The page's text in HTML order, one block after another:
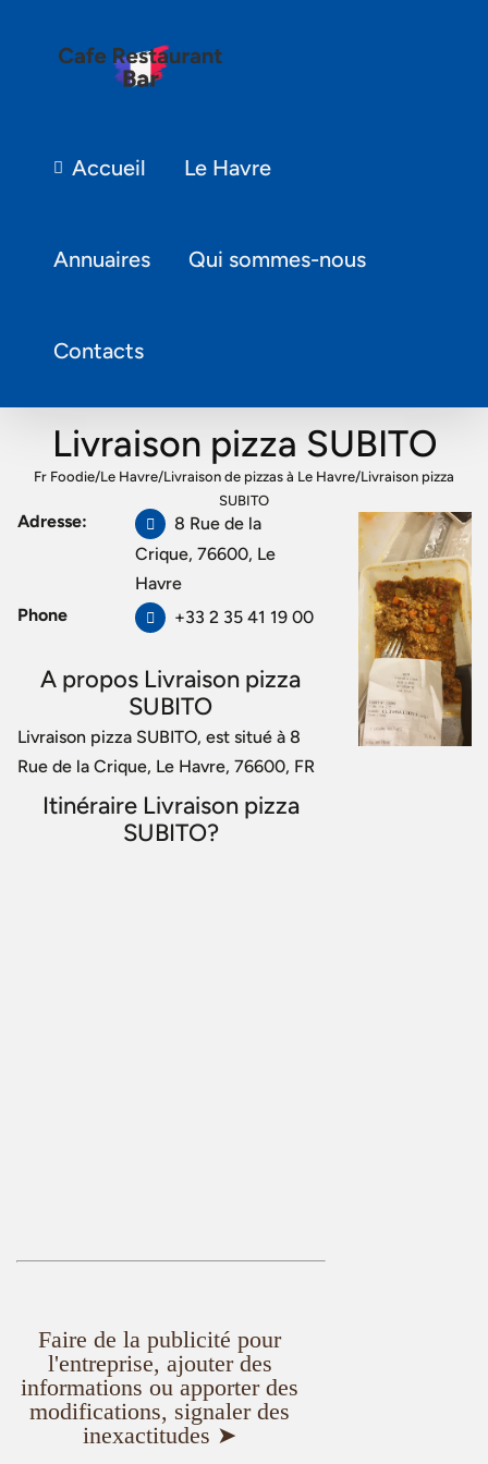
Accueil Le Havre
Annuaires Qui sommes-nous
Contacts
Livraison pizza SUBITO
Fr Foodie/Le Havre/Livraison de pizzas à Le Havre/Livraison pizza
SUBITO
Adresse:
8 Rue de la
Crique, 76600, Le
Havre
Phone
+33 2 35 41 19 00
A propos Livraison pizza
SUBITO
Livraison pizza SUBITO, est situé à 8
Rue de la Crique, Le Havre, 76600, FR
Itinéraire Livraison pizza
SUBITO?
Faire de la publicité pour
l'entreprise, ajouter des
informations ou apporter des
modifications, signaler des
inexactitudes ➤